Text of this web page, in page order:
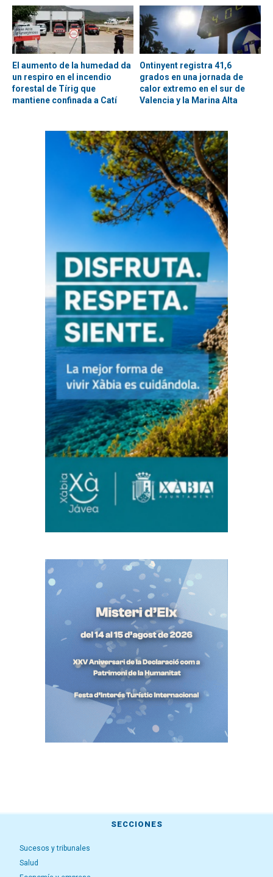
El aumento de la humedad da
un respiro en el incendio
forestal de Tírig que
mantiene confinada a Catí
Ontinyent registra 41,6
grados en una jornada de
calor extremo en el sur de
Valencia y la Marina Alta
SECCIONES
Sucesos y tribunales
Salud